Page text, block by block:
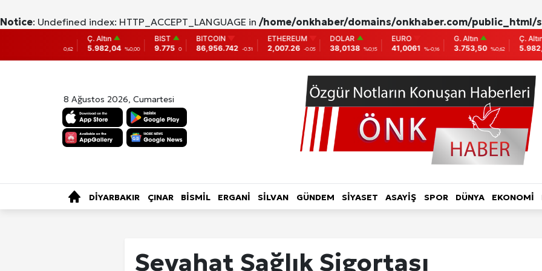
Notice: Undefined index: HTTP_ACCEPT_LANGUAGE in /home/onkhaber/domains/onkhaber.com/public_html/
5.982,04 %0,00
BIST
9.775
0
BITCOIN
86,956.742
-0.31
ETHEREUM
2,007.26 -0.05
DOLAR
38,0138 %0,15
EURO
41,0061 %-0,16
G. Altın
3.753,50 %0,62
Ç. Altın
5.982,04 %0,00
8 Ağustos 2026, Cumartesi
DİYARBAKIR ÇINAR BİSMİL ERGANİ SİLVAN GÜNDEM SİYASET ASAYİŞ SPOR DÜNYA EKONOMİ
Seyahat Sağlık Sigortası
TOPLUM-YAŞAM KADIN
TÜRKİYE